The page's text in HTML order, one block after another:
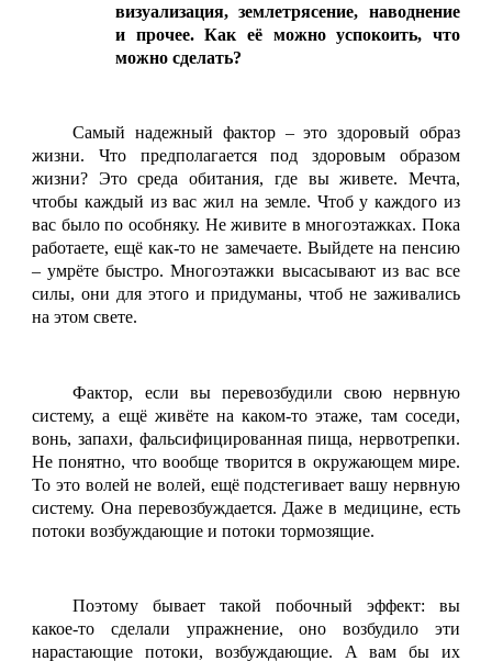
визуализация, землетрясение, наводнение
и прочее. Как её можно успокоить, что
можно сделать?
Самый надежный фактор – это здоровый образ
жизни. Что предполагается под здоровым образом
жизни? Это среда обитания, где вы живете. Мечта,
чтобы каждый из вас жил на земле. Чтоб у каждого из
вас было по особняку. Не живите в многоэтажках. Пока
работаете, ещё как-то не замечаете. Выйдете на пенсию
– умрёте быстро. Многоэтажки высасывают из вас все
силы, они для этого и придуманы, чтоб не заживались
на этом свете.
Фактор, если вы перевозбудили свою нервную
систему, а ещё живёте на каком-то этаже, там соседи,
вонь, запахи, фальсифицированная пища, нервотрепки.
Не понятно, что вообще творится в окружающем мире.
То это волей не волей, ещё подстегивает вашу нервную
систему. Она перевозбуждается. Даже в медицине, есть
потоки возбуждающие и потоки тормозящие.
Поэтому бывает такой побочный эффект: вы
какое-то сделали упражнение, оно возбудило эти
нарастающие потоки, возбуждающие. А вам бы их